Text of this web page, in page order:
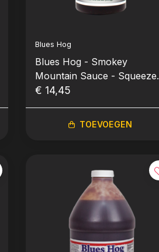
Blues Hog
Blues Hog - Smokey
Mountain Sauce - Squeeze
Bottle Knijpfles (680gr-24oz)
€ 14,45
TOEVOEGEN